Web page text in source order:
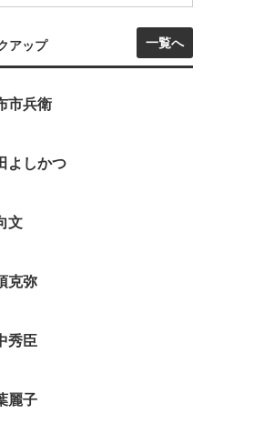
アップ 一覧へ
市兵衛
よしかつ
文
克弥
秀臣
麗子